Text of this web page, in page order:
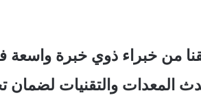
من خبراء ذوي خبرة واسعة
المعدات والتقنيات لضمان